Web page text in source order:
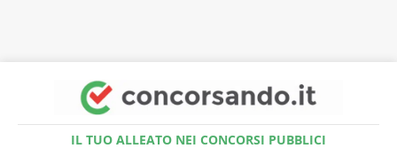
IL TUO ALLEATO NEI CONCORSI PUBBLICI